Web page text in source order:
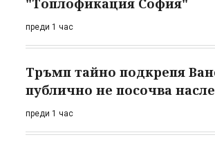
"Топлофикация София"
преди 1 час
Тръмп тайно подкрепя
публично не посочва
преди 1 час